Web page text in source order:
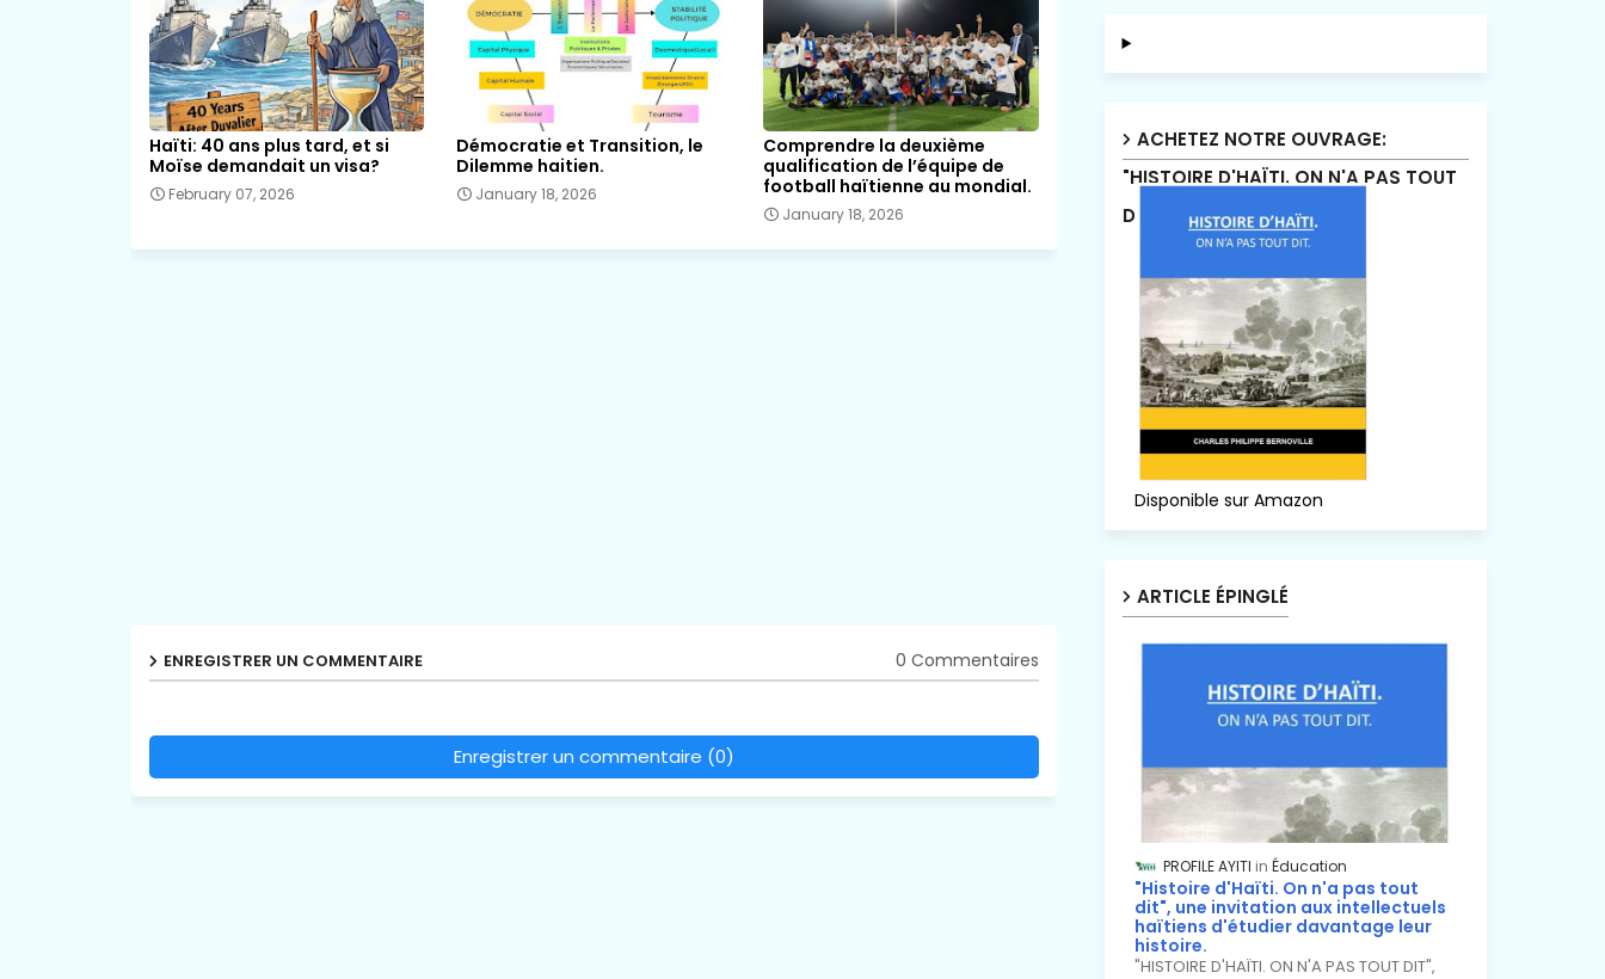
Haïti: 40 ans plus tard, et si
Moïse demandait un visa?
February 07, 2026
Démocratie et Transition, le
Dilemme haitien.
January 18, 2026
Comprendre la deuxième
qualification de l’équipe de
football haïtienne au mondial.
January 18, 2026
ENREGISTRER UN COMMENTAIRE 0 Commentaires
Enregistrer un commentaire (0)
ACHETEZ NOTRE OUVRAGE:
"HISTOIRE D'HAÏTI. ON N'A PAS TOUT
DIT"!.
Disponible sur Amazon
ARTICLE ÉPINGLÉ
PROFILE AYITI Éducation
"Histoire d'Haïti. On n'a pas tout
dit", une invitation aux intellectuels
haïtiens d'étudier davantage leur
histoire.
"HISTOIRE D'HAÏTI. ON N'A PAS TOUT DIT",